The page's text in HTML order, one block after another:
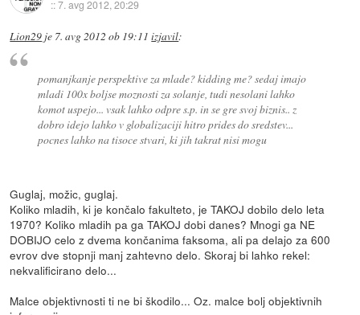
::7. avg 2012, 20:29
Lion29 je 7. avg 2012 ob 19:11 izjavil:
pomanjkanje perspektive za mlade? kidding me? sedaj imajo
mladi 100x boljse moznosti za solanje, tudi nesolani lahko
komot uspejo... vsak lahko odpre s.p. in se gre svoj biznis.. z
dobro idejo lahko v globalizaciji hitro prides do sredstev...
pocnes lahko na tisoce stvari, ki jih takrat nisi mogu
Guglaj, možic, guglaj.
Koliko mladih, ki je končalo fakulteto, je TAKOJ dobilo delo leta
1970? Koliko mladih pa ga TAKOJ dobi danes? Mnogi ga NE
DOBIJO celo z dvema končanima faksoma, ali pa delajo za 600
evrov dve stopnji manj zahtevno delo. Skoraj bi lahko rekel:
nekvalificirano delo...
Malce objektivnosti ti ne bi škodilo... Oz. malce bolj objektivnih